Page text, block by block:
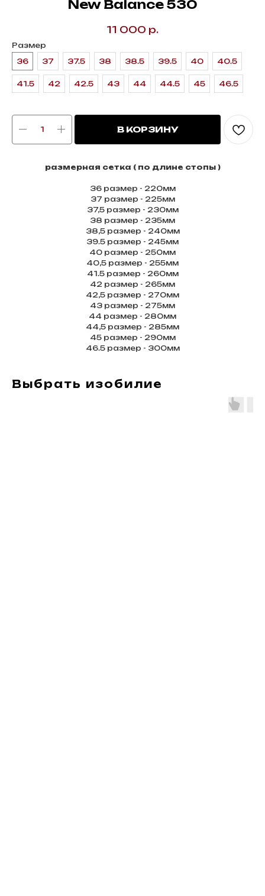
New Balance 530
11 000 р.
Размер
36
37 37.5 38 38.5 39.5 40 40.5
41.5 42 42.5 43 44 44.5 45 46.5
В КОРЗИНУ
размерная сетка ( по длине стопы )
36 размер - 220мм
37 размер - 225мм
37,5 размер - 230мм
38 размер - 235мм
38,5 размер - 240мм
39.5 размер - 245мм
40 размер - 250мм
40,5 размер - 255мм
41.5 размер - 260мм
42 размер - 265мм
42,5 размер - 270мм
43 размер - 275мм
44 размер - 280мм
44,5 размер - 285мм
45 размер - 290мм
46.5 размер - 300мм
Выбрать изобилие